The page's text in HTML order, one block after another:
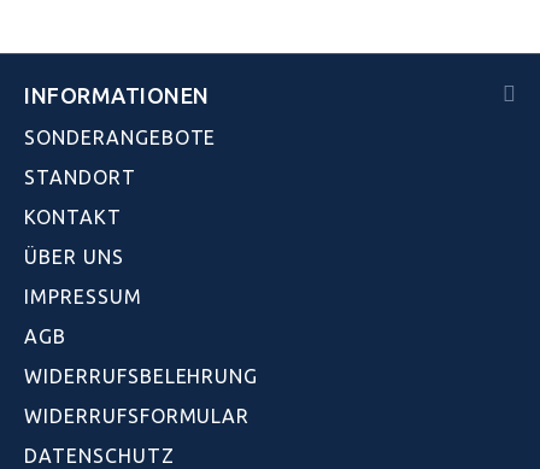
INFORMATIONEN
SONDERANGEBOTE
STANDORT
KONTAKT
ÜBER UNS
IMPRESSUM
AGB
WIDERRUFSBELEHRUNG
WIDERRUFSFORMULAR
DATENSCHUTZ